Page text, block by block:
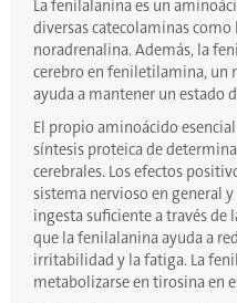
La fenilalanina es un
diversas catecolaminas
noradrenalina. Además, la
cerebro en feniletilamina, un
ayuda a mantener un estado
El propio aminoácido
síntesis proteica de
cerebrales. Los efectos
sistema nervioso en general
ingesta suficiente a través de
que la fenilalanina ayuda a
irritabilidad y la fatiga. La
metabolizarse en tirosina en